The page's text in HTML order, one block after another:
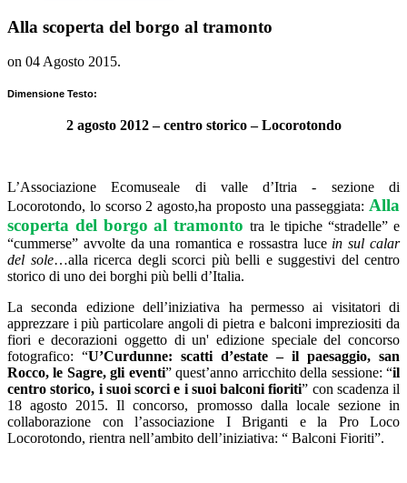
Alla scoperta del borgo al tramonto
on 04 Agosto 2015.
Dimensione Testo:
2 agosto 2012 – centro storico – Locorotondo
L’Associazione Ecomuseale di valle d’Itria - sezione di
Locorotondo, lo scorso 2 agosto,ha proposto una passeggiata: Alla
scoperta del borgo al tramonto tra le tipiche “stradelle” e
“cummerse” avvolte da una romantica e rossastra luce in sul calar
del sole…alla ricerca degli scorci più belli e suggestivi del centro
storico di uno dei borghi più belli d’Italia.
La seconda edizione dell’iniziativa ha permesso ai visitatori di
apprezzare i più particolare angoli di pietra e balconi impreziositi da
fiori e decorazioni oggetto di un' edizione speciale del concorso
fotografico: “U’Curdunne: scatti d’estate – il paesaggio, san
Rocco, le Sagre, gli eventi” quest’anno arricchito della sessione: “il
centro storico, i suoi scorci e i suoi balconi fioriti” con scadenza il
18 agosto 2015. Il concorso, promosso dalla locale sezione in
collaborazione con l’associazione I Briganti e la Pro Loco
Locorotondo, rientra nell’ambito dell’iniziativa: “ Balconi Fioriti”.